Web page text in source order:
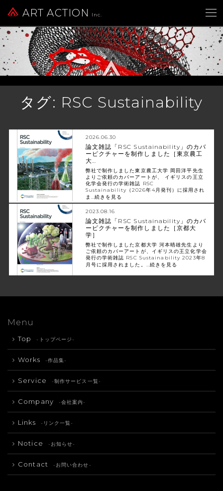
ART ACTION Inc.
タグ: RSC Sustainability
2026.06.30
論文雑誌「RSC Sustainability」のカバ
ーピクチャーを制作しました［東京農工
大…
弊社で制作しました東京農工大学 岡田洋平先生
よりご依頼のカバーアートが、 イギリスの王立
化学会発行の学術雑誌 RSC
Sustainability（2026年4月発刊）に採用され
ま…続きを見る
2023.08.16
論文雑誌「RSC Sustainability」のカバ
ーピクチャーを制作しました［京都大
学］
弊社で制作しました京都大学 河本晴雄先生より
ご依頼のカバーアートが、イギリスの王立化学会
発行の学術雑誌 RSC Sustainability 2023年8
月号に採用されました。…続きを見る
Menu
Top -トップページ-
Works -作品集-
Service -制作サービス一覧-
Company -会社案内-
Links -リンク一覧-
Notice -お知らせ-
Contact -お問い合わせ-